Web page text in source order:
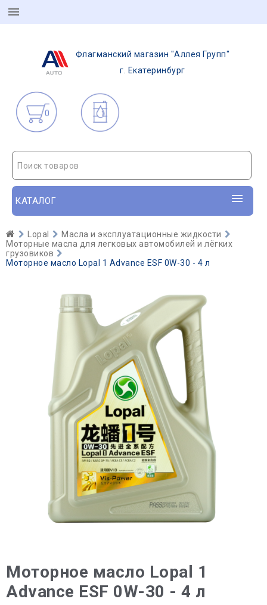
Флагманский магазин "Аллея Групп"
г. Екатеринбург
0
Поиск товаров
КАТАЛОГ
Lopal
Масла и эксплуатационные жидкости
Моторные масла для легковых автомобилей и лёгких
грузовиков
Моторное масло Lopal 1 Advance ESF 0W-30 - 4 л
Моторное масло Lopal 1
Advance ESF 0W-30 - 4 л